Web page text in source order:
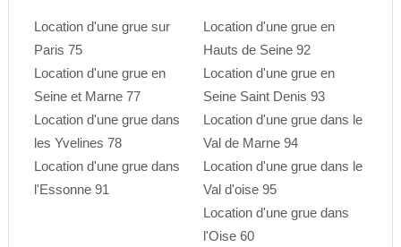
Location d'une grue sur
Paris 75
Location d'une grue en
Seine et Marne 77
Location d'une grue dans
les Yvelines 78
Location d'une grue dans
l'Essonne 91
Location d'une grue en
Hauts de Seine 92
Location d'une grue en
Seine Saint Denis 93
Location d'une grue dans le
Val de Marne 94
Location d'une grue dans le
Val d'oise 95
Location d'une grue dans
l'Oise 60